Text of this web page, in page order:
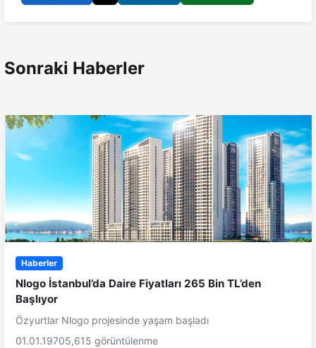
Sonraki Haberler
Haberler
Nlogo İstanbul’da Daire Fiyatları 265 Bin TL’den
Başlıyor
Özyurtlar Nlogo projesinde yaşam başladı
01.01.19705,615 görüntülenme